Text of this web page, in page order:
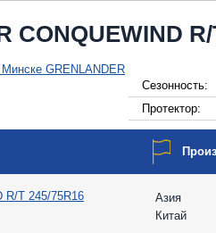
CONQUEWIND
Сезонность:
Протектор:
R/T 245/75R16
Азия
Китай